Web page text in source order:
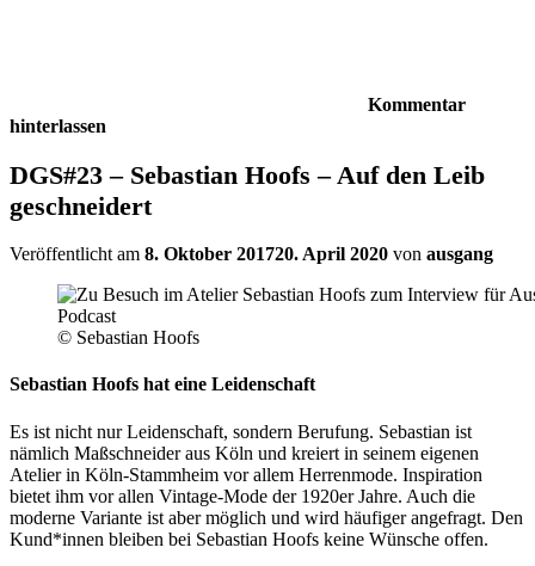
Kommentar
hinterlassen
DGS#23 – Sebastian Hoofs – Auf den Leib
geschneidert
Veröffentlicht am 8. Oktober 201720. April 2020 von ausgang
© Sebastian Hoofs
Sebastian Hoofs hat eine Leidenschaft
Es ist nicht nur Leidenschaft, sondern Berufung. Sebastian ist
nämlich Maßschneider aus Köln und kreiert in seinem eigenen
Atelier in Köln-Stammheim vor allem Herrenmode. Inspiration
bietet ihm vor allen Vintage-Mode der 1920er Jahre. Auch die
moderne Variante ist aber möglich und wird häufiger angefragt. Den
Kund*innen bleiben bei Sebastian Hoofs keine Wünsche offen.